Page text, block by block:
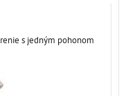
s jedným pohonom